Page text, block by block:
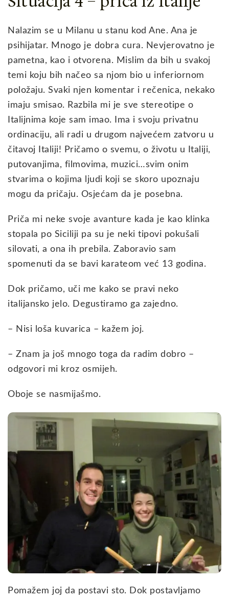
Nalazim se u Milanu u stanu kod Ane. Ana je
psihijatar. Mnogo je dobra cura. Nevjerovatno je
pametna, kao i otvorena. Mislim da bih u svakoj
temi koju bih načeo sa njom bio u inferiornom
položaju. Svaki njen komentar i rečenica, nekako
imaju smisao. Razbila mi je sve stereotipe o
Italijnima koje sam imao. Ima i svoju privatnu
ordinaciju, ali radi u drugom najvećem zatvoru u
čitavoj Italiji! Pričamo o svemu, o životu u Italiji,
putovanjima, filmovima, muzici…svim onim
stvarima o kojima ljudi koji se skoro upoznaju
mogu da pričaju. Osjećam da je posebna.
Priča mi neke svoje avanture kada je kao klinka
stopala po Siciliji pa su je neki tipovi pokušali
silovati, a ona ih prebila. Zaboravio sam
spomenuti da se bavi karateom već 13 godina.
Dok pričamo, uči me kako se pravi neko
italijansko jelo. Degustiramo ga zajedno.
– Nisi loša kuvarica – kažem joj.
– Znam ja još mnogo toga da radim dobro –
odgovori mi kroz osmijeh.
Oboje se nasmijašmo.
Pomažem joj da postavi sto. Dok postavljamo